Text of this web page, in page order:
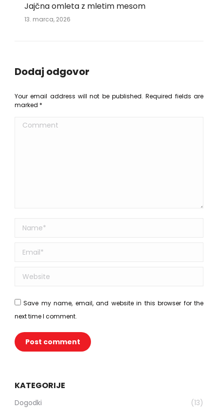
Jajčna omleta z mletim mesom
13. marca, 2026
Dodaj odgovor
Your email address will not be published. Required fields are
marked *
Comment
Name *
Email *
Website
Save my name, email, and website in this browser for the
next time I comment.
Post comment
KATEGORIJE
Dogodki
(13)